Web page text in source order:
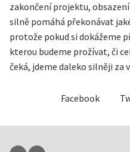
zakončení projektu,
silně pomáhá překonávat
protože pokud si dokážeme
kterou budeme prožívat, či
čeká, jdeme daleko silněji za
Facebook